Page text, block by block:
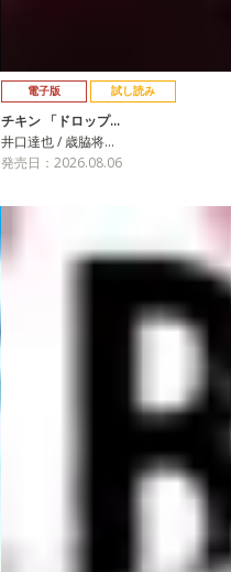
電子版 試し読み
チキン 「ドロップ…
井口達也 / 歳脇将…
発売日：2026.08.06